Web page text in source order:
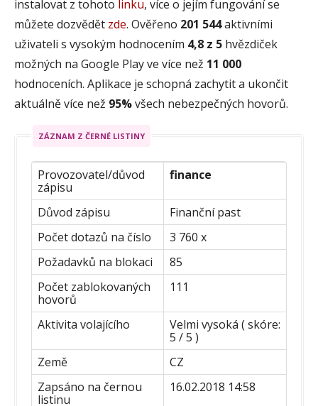
instalovat z tohoto linku, více o jejím fungování se
můžete dozvědět zde. Ověřeno 201 544aktivními
uživateli s vysokým hodnocením 4,8 z 5 hvězdiček
možných na Google Play ve více než 11 000
hodnoceních. Aplikace je schopná zachytit a ukončit
aktuálně více než 95%všech nebezpečných hovorů.
ZÁZNAM Z ČERNÉ LISTINY
Provozovatel/důvod
zápisu
finance
Důvod zápisu
Finanční past
Počet dotazů na číslo
3 760 x
Požadavků na blokaci
85
Počet zablokovaných
hovorů
111
Aktivita volajícího
Velmi vysoká ( skóre:
5 / 5 )
Země
CZ
Zapsáno na černou
listinu
16.02.2018 14:58